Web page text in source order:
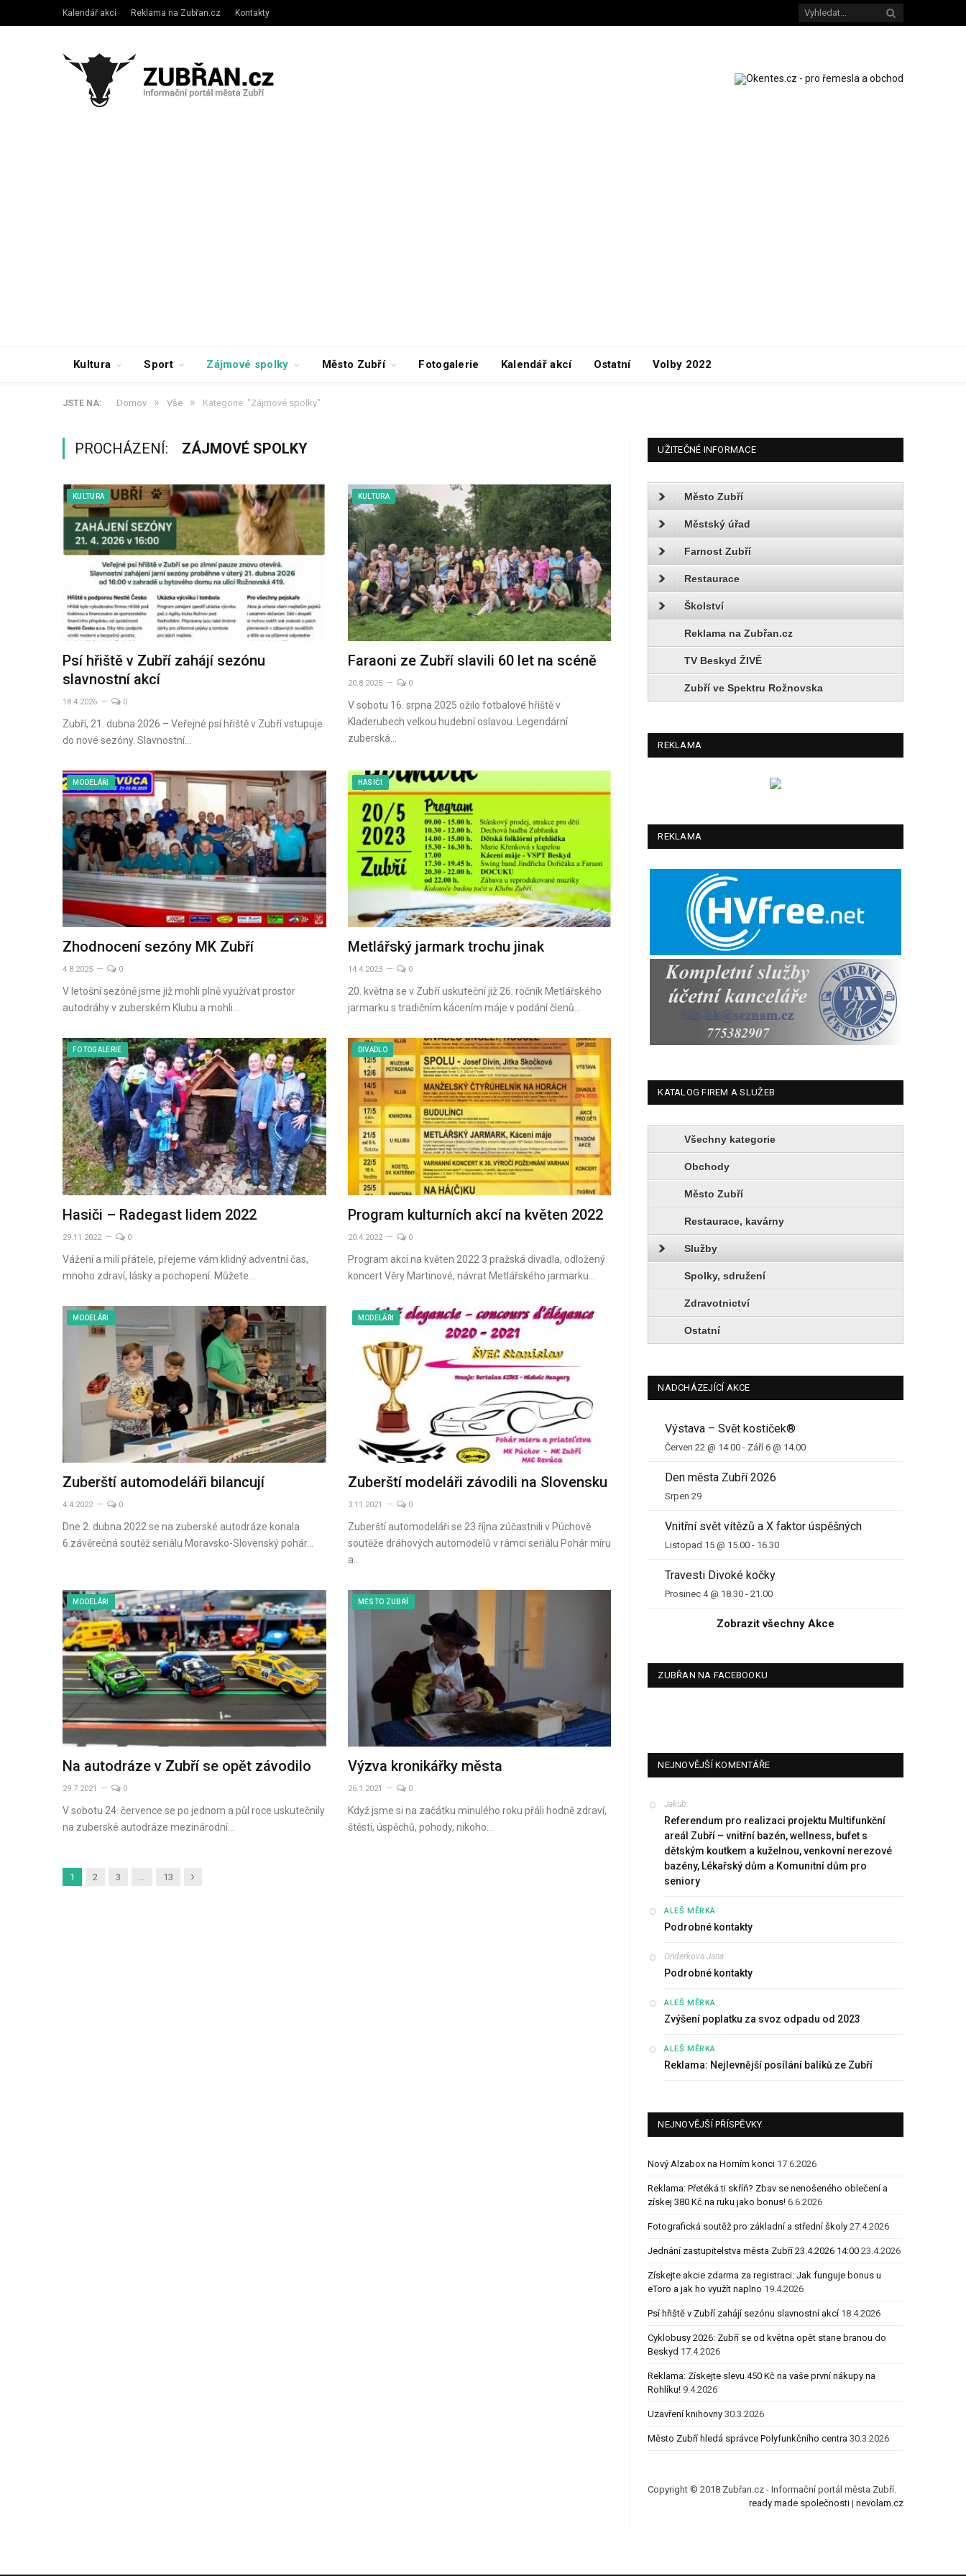
Kalendář akcí Reklama na Zubřan.cz Kontakty
Kultura Sport Zájmové spolky Město Zubří Fotogalerie Kalendář akcí Ostatní Volby 2022
JSTE NA: Domov » Vše » Kategorie: "Zájmové spolky"
PROCHÁZENÍ: ZÁJMOVÉ SPOLKY
KULTURA
Psí hřiště v Zubří zahájí sezónu
slavnostní akcí
18.4.2026 0
Zubří, 21. dubna 2026 – Veřejné psí hřiště v Zubří vstupuje
do nové sezóny. Slavnostní…
KULTURA
Faraoni ze Zubří slavili 60 let na scéně
20.8.2025 0
V sobotu 16. srpna 2025 ožilo fotbalové hřiště v
Kladerubech velkou hudební oslavou. Legendární
zuberská…
MODELÁŘI
Zhodnocení sezóny MK Zubří
4.8.2025 0
V letošní sezóně jsme již mohli plně využívat prostor
autodráhy v zuberském Klubu a mohli…
HASIČI
Metlářský jarmark trochu jinak
14.4.2023 0
20. května se v Zubří uskuteční již 26. ročník Metlářského
jarmarku s tradičním kácením máje v podání členů…
FOTOGALERIE
Hasiči – Radegast lidem 2022
29.11.2022 0
Vážení a milí přátele, přejeme vám klidný adventní čas,
mnoho zdraví, lásky a pochopení. Můžete…
DIVADLO
Program kulturních akcí na květen 2022
20.4.2022 0
Program akcí na květen 2022 3 pražská divadla, odložený
koncert Věry Martinové, návrat Metlářského jarmarku…
MODELÁŘI
Zuberští automodeláři bilancují
4.4.2022 0
Dne 2. dubna 2022 se na zuberské autodráze konala
6.závěrečná soutěž seriálu Moravsko-Slovenský pohár…
MODELÁŘI
Zuberští modeláři závodili na Slovensku
3.11.2021 0
Zuberští automodeláři se 23.října zúčastnili v Púchově
soutěže dráhových automodelů v rámci seriálu Pohár míru
a…
MODELÁŘI
Na autodráze v Zubří se opět závodilo
29.7.2021 0
V sobotu 24. července se po jednom a půl roce uskutečnily
na zuberské autodráze mezinárodní…
MĚSTO ZUBŘÍ
Výzva kronikářky města
26.1.2021 0
Když jsme si na začátku minulého roku přáli hodně zdraví,
štěstí, úspěchů, pohody, nikoho…
1 2 3 … 13 Další
UŽITEČNÉ INFORMACE
Město Zubří
Městský úřad
Farnost Zubří
Restaurace
Školství
Reklama na Zubřan.cz
TV Beskyd ŽIVĚ
Zubří ve Spektru Rožnovska
REKLAMA
REKLAMA
KATALOG FIREM A SLUŽEB
Všechny kategorie
Obchody
Město Zubří
Restaurace, kavárny
Služby
Spolky, sdružení
Zdravotnictví
Ostatní
NADCHÁZEJÍCÍ AKCE
Výstava – Svět kostiček®
Červen 22 @ 14.00 - Září 6 @ 14.00
Den města Zubří 2026
Srpen 29
Vnitřní svět vítězů a X faktor úspěšných
Listopad 15 @ 15.00 - 16.30
Travesti Divoké kočky
Prosinec 4 @ 18.30 -21.00
Zobrazit všechny Akce
ZUBŘAN NA FACEBOOKU
NEJNOVĚJŠÍ KOMENTÁŘE
Jakub:
Referendum pro realizaci projektu Multifunkční
areál Zubří – vnitřní bazén, wellness, bufet s
dětským koutkem a kuželnou, venkovní nerezové
bazény, Lékařský dům a Komunitní dům pro
seniory
ALEŠ MĚRKA:
Podrobné kontakty
Onderkova Jana:
Podrobné kontakty
ALEŠ MĚRKA:
Zvýšení poplatku za svoz odpadu od 2023
ALEŠ MĚRKA:
Reklama: Nejlevnější posílání balíků ze Zubří
NEJNOVĚJŠÍ PŘÍSPĚVKY
Nový Alzabox na Horním konci 17.6.2026
Reklama: Přetéká ti skříň? Zbav se nenošeného oblečení a
získej 380 Kč na ruku jako bonus! 6.6.2026
Fotografická soutěž pro základní a střední školy 27.4.2026
Jednání zastupitelstva města Zubří 23.4.2026 14:00 23.4.2026
Získejte akcie zdarma za registraci: Jak funguje bonus u
eToro a jak ho využít naplno 19.4.2026
Psí hřiště v Zubří zahájí sezónu slavnostní akcí 18.4.2026
Cyklobusy 2026: Zubří se od května opět stane branou do
Beskyd 17.4.2026
Reklama: Získejte slevu 450 Kč na vaše první nákupy na
Rohlíku! 9.4.2026
Uzavření knihovny 30.3.2026
Město Zubří hledá správce Polyfunkčního centra 30.3.2026
Copyright © 2018 Zubřan.cz - Informační portál města Zubří.
ready made společnosti| nevolam.cz